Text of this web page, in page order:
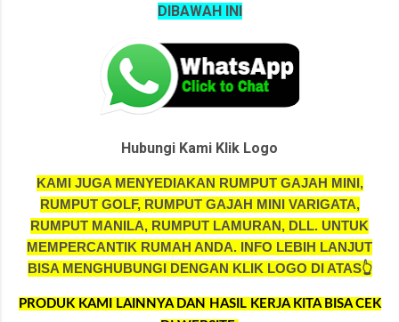
DIBAWAH INI
Hubungi Kami Klik Logo
KAMI JUGA MENYEDIAKAN RUMPUT GAJAH MINI,
RUMPUT GOLF, RUMPUT GAJAH MINI VARIGATA,
RUMPUT MANILA, RUMPUT LAMURAN, DLL. UNTUK
MEMPERCANTIK RUMAH ANDA. INFO LEBIH LANJUT
BISA MENGHUBUNGI DENGAN KLIK LOGO DI ATAS👆
PRODUK KAMI LAINNYA DAN HASIL KERJA KITA BISA CEK